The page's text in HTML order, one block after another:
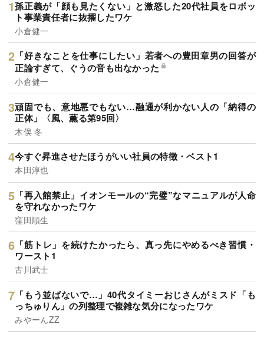
孫正義が「顔も見たくない」と激怒した20代社員をロボッ
ト事業責任者に抜擢したワケ
小倉健一
「好きなことを仕事にしたい」若者への豊田章男の回答が
正論すぎて、ぐうの音も出なかった
小倉健一
頑固でも、意地悪でもない…融通が利かない人の「納得の
正体」〈風、薫る第95回〉
木俣 冬
今すぐ昇進させたほうがいい社員の特徴・ベスト1
本田淳也
「再入館禁止」イオンモールの“完璧”なマニュアルが人命
を守れなかったワケ
窪田順生
「筋トレ」を続けたかったら、真っ先にやめるべき習慣・
ワースト1
古川武士
「もう並ばないで…」40代タイミーおじさんがミスド「も
っちゅりん」の列整理で複雑な気分になったワケ
みやーんZZ